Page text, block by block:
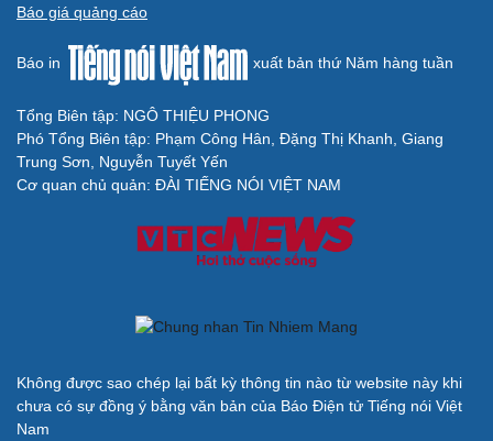
Cải chính
Báo giá quảng cáo
Báo in xuất bản thứ Năm hàng tuần
Tổng Biên tập: NGÔ THIỆU PHONG
Phó Tổng Biên tập: Phạm Công Hân, Đặng Thị Khanh, Giang
Trung Sơn, Nguyễn Tuyết Yến
Cơ quan chủ quản: ĐÀI TIẾNG NÓI VIỆT NAM
Không được sao chép lại bất kỳ thông tin nào từ website này khi
chưa có sự đồng ý bằng văn bản của Báo Điện tử Tiếng nói Việt
Nam